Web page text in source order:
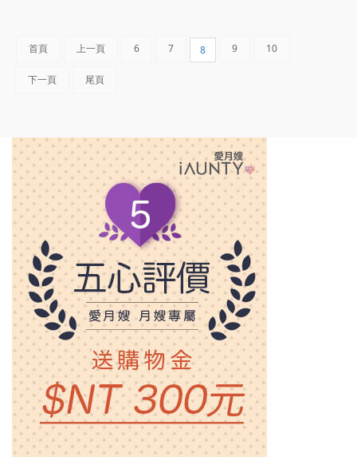
首頁 上一頁 6 7 8 9 10
下一頁 尾頁